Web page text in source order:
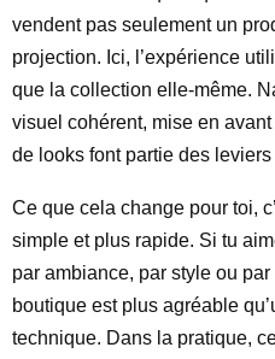
vendent pas seulement un
projection. Ici, l’expérience
que la collection elle-même.
visuel cohérent, mise en
de looks font partie des
Ce que cela change pour toi,
simple et plus rapide. Si tu
par ambiance, par style ou
boutique est plus agréable
technique. Dans la pratique,